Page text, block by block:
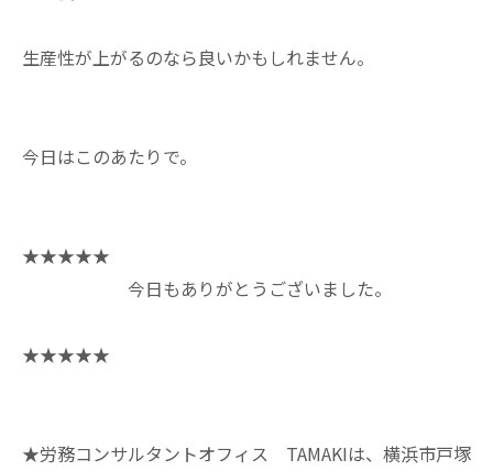
生産性が上がるのなら良いかもしれません。
今日はこのあたりで。
★★★★★
今日もありがとうございました。
★★★★★
★労務コンサルタントオフィス TAMAKIは、横浜市戸塚